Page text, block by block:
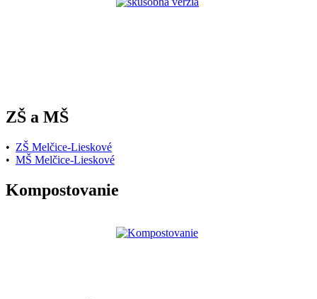
ZŠ a MŠ
• ZŠ Melčice-Lieskové
• MŠ Melčice-Lieskové
Kompostovanie